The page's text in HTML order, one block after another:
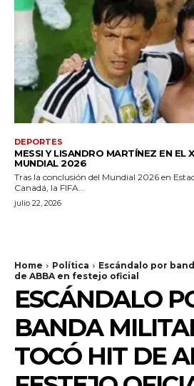
DEPORTES
MESSI Y LISANDRO MARTÍNEZ EN EL
MUNDIAL 2026
Tras la conclusión del Mundial 2026 en
Canadá, la FIFA...
julio 22, 2026